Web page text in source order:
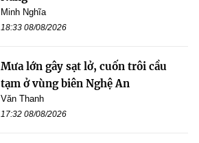
Minh Nghĩa
18:33 08/08/2026
Mưa lớn gây sạt lở, cuốn trôi cầu
tạm ở vùng biên Nghệ An
Văn Thanh
17:32 08/08/2026